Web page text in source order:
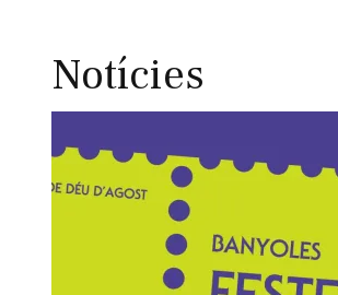
Notícies